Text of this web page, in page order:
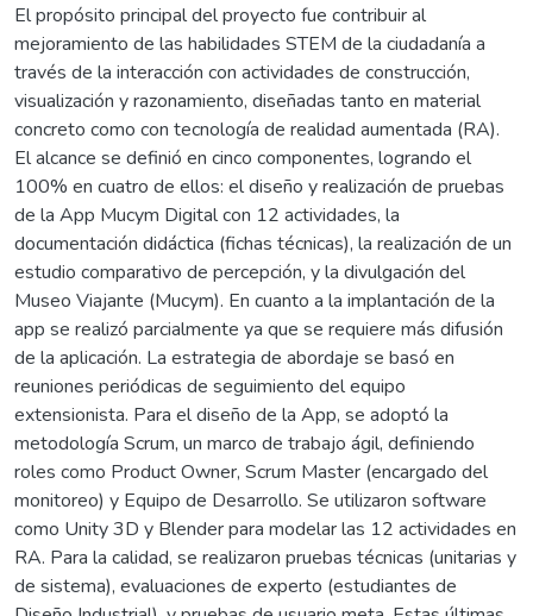
El propósito principal del proyecto fue contribuir al
mejoramiento de las habilidades STEM de la ciudadanía a
través de la interacción con actividades de construcción,
visualización y razonamiento, diseñadas tanto en material
concreto como con tecnología de realidad aumentada (RA).
El alcance se definió en cinco componentes, logrando el
100% en cuatro de ellos: el diseño y realización de pruebas
de la App Mucym Digital con 12 actividades, la
documentación didáctica (fichas técnicas), la realización de un
estudio comparativo de percepción, y la divulgación del
Museo Viajante (Mucym). En cuanto a la implantación de la
app se realizó parcialmente ya que se requiere más difusión
de la aplicación. La estrategia de abordaje se basó en
reuniones periódicas de seguimiento del equipo
extensionista. Para el diseño de la App, se adoptó la
metodología Scrum, un marco de trabajo ágil, definiendo
roles como Product Owner, Scrum Master (encargado del
monitoreo) y Equipo de Desarrollo. Se utilizaron software
como Unity 3D y Blender para modelar las 12 actividades en
RA. Para la calidad, se realizaron pruebas técnicas (unitarias y
de sistema), evaluaciones de experto (estudiantes de